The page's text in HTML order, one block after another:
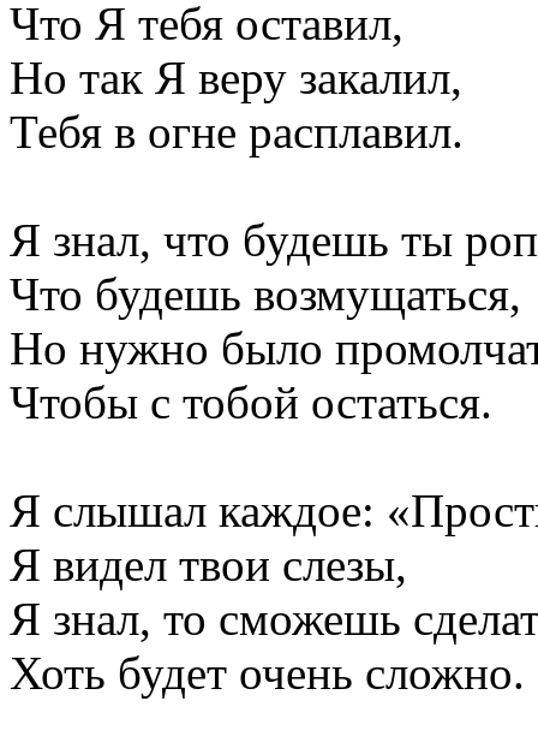
Что Я тебя оставил,
Но так Я веру закалил,
Тебя в огне расплавил.
Я знал, что будешь ты
Что будешь возмущаться,
Но нужно было
Чтобы с тобой остаться.
Я слышал каждое:
Я видел твои слезы,
Я знал, то сможешь
Хоть будет очень сложно.